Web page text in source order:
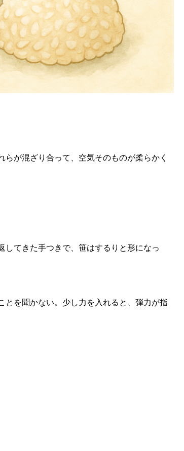
が混ざり合って、空気そのものが柔らかく
てきた手つきで、笹はするりと形になっ
とを聞かない。少し力を入れると、弾力が指
2026年8月23日